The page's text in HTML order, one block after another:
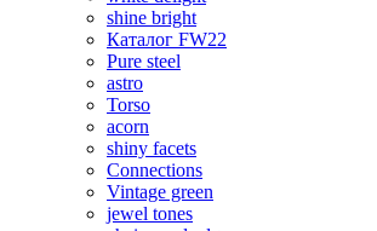
shine bright
Каталог FW22
Pure steel
astro
Torso
acorn
shiny facets
Connections
Vintage green
jewel tones